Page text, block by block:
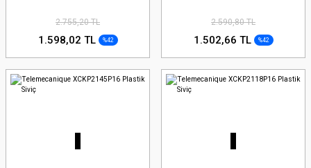
2.755,20 TL
1.598,02 TL %42
2.590,80 TL
1.502,66 TL %42